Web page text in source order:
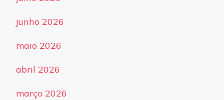
junho 2026
maio 2026
abril 2026
março 2026